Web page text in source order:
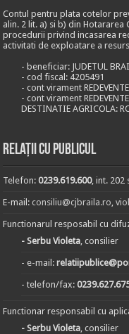
Contul pentru plata cotelor
alin. 2 lit. a) si b) din
procedurii privind incasarea
activitati de exploatare a
- beneficiar: JUDETUL
- cod fiscal: 4205491
- cont virament
- cont virament
DESTINATIE AGRICOLA:
Relații cu publicul
Telefon:0239.619.600, int. 202
E-mail:consiliu@cjbraila.ro,
Functionarul resposabil cu
- Serbu Violeta, consilier
- e-mail:
- telefon/fax:
Functionar responsabil cu
- Serbu Violeta, consilier